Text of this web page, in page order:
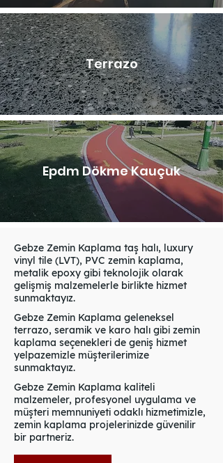
Terrazo
Epdm Dökme Kauçuk
Gebze Zemin Kaplama taş halı, luxury
vinyl tile (LVT), PVC zemin kaplama,
metalik epoxy gibi teknolojik olarak
gelişmiş malzemelerle birlikte hizmet
sunmaktayız.
Gebze Zemin Kaplama geleneksel
terrazo, seramik ve karo halı gibi zemin
kaplama seçenekleri de geniş hizmet
yelpazemizle müşterilerimize
sunmaktayız.
Gebze Zemin Kaplama kaliteli
malzemeler, profesyonel uygulama ve
müşteri memnuniyeti odaklı hizmetimizle,
zemin kaplama projelerinizde güvenilir
bir partneriz.